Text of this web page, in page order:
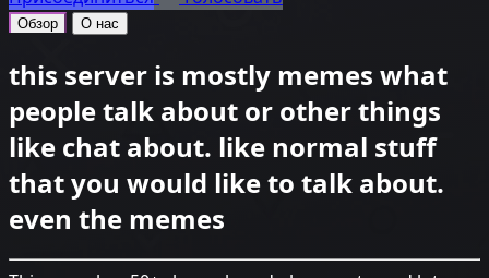
Обзор О нас
this server is mostly memes what
people talk about or other things
like chat about. like normal stuff
that you would like to talk about.
even the memes